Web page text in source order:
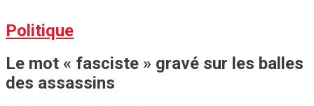
Politique
Le mot « fasciste » gravé sur les balles
des assassins